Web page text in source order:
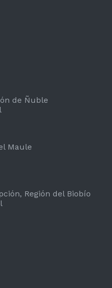
de Ñuble
Maule
Región del Biobío